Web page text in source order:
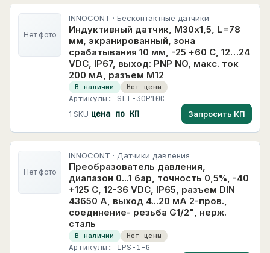
Измерители-регуляторы
Контрольно-измерительные приборы
Конфигураторы
Модули ввода/вывода
Модули расширения для программируемых
Панели оператора 5
Преобразователи частоты
Приборы для индикации и управления
задвижками
2
Программируемые логические контроллеры
Программируемые реле
Программируемые устройства
INNORED
458 карточек
INNOVARI
4266 карточек
INNOVERT
409 карточек
INOMAX
25 карточек
INVT
483 карточек
KINCO
3 карточек
KIPPRIBOR
767 карточек
Нет фото
INNOCONT · Бесконтактные датчики
Индуктивный датчик, M30х1,5, L=78
мм, экранированный, зона
срабатывания 10 мм, -25 +60 С, 12…24
VDC, IP67, выход: PNP NO, макс. ток
200 мА, разъем M12
В наличии Нет цены
Артикулы: SLI-30P10C
1 SKU цена по КП Запросить КП
Нет фото
INNOCONT · Датчики давления
Преобразователь давления,
диапазон 0...1 бар, точность 0,5%, -40
+125 С, 12-36 VDC, IP65, разъем DIN
43650 A, выход 4...20 мА 2-пров.,
соединение- резьба G1/2", нерж.
сталь
В наличии Нет цены
Артикулы: IPS-1-G